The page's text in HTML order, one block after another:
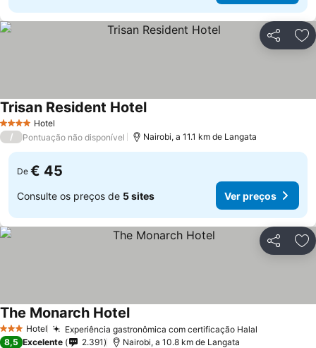
Partilhar
4 EstrelasHotel
Trisan Resident HotelVer preços
/ Pontuação não disponível Nairobi, a 11.1 km de Langata
De € 45
Consulte os preços de 5 sites Ver preços
Partilhar
3 EstrelasHotel Experiência gastronômica com certificação Halal
The Monarch HotelVer preços
8,5 Excelente 2.391 Nairobi, a 10.8 km de Langata